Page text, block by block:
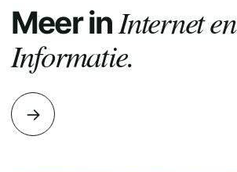
Meer inInternet en
Informatie.
→